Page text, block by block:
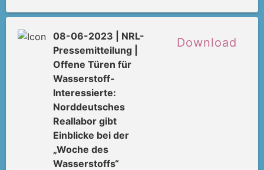
08-06-2023 | NRL-
Pressemitteilung |
Offene Türen für
Wasserstoff-
Interessierte:
Norddeutsches
Reallabor gibt
Einblicke bei der
„Woche des
Wasserstoffs“
Download